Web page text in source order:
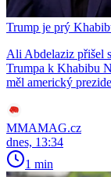
Trump je prý
Ali Abdelaziz přišel
Trumpa k Khabibu
měl americký
MMAMAG.cz
dnes, 13:34
1 min